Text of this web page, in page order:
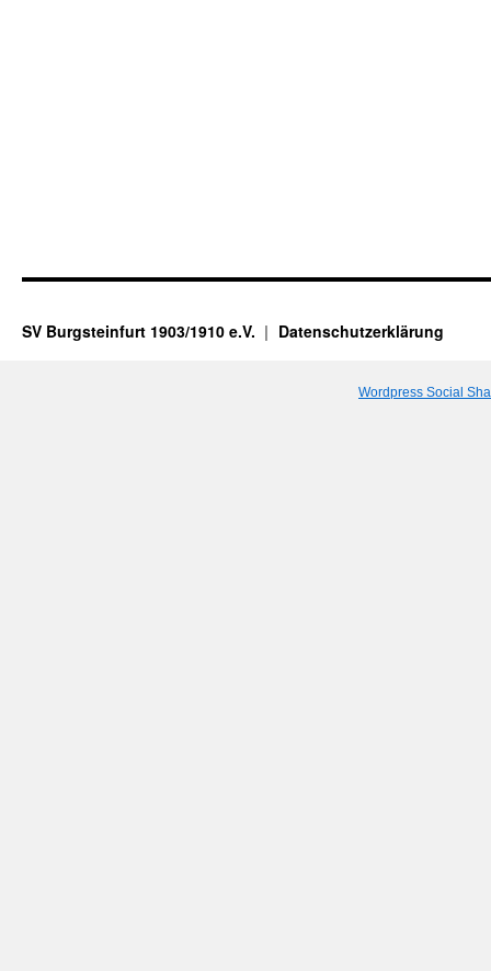
SV Burgsteinfurt 1903/1910 e.V. Datenschutzerklärung
Wordpress Social